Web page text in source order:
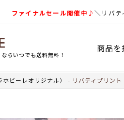
ファイナルセール開催中♪＼リバテ
らいつでも送料無料！
商品を
ビーレオリジナル） リバティプリン